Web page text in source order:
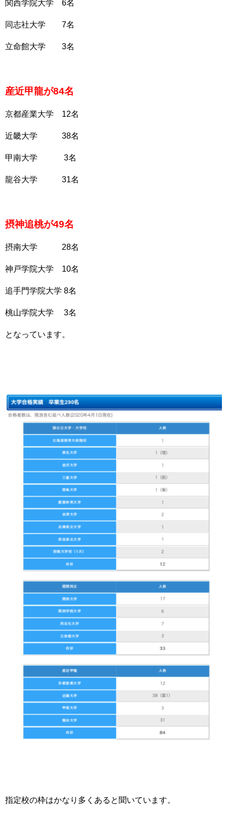
関西学院大学 6名
同志社大学 7名
立命館大学 3名
産近甲龍が84名
京都産業大学 12名
近畿大学 38名
甲南大学 3名
龍谷大学 31名
摂神追桃が49名
摂南大学 28名
神戸学院大学 10名
追手門学院大学 8名
桃山学院大学 3名
となっています。
指定校の枠はかなり多くあると聞いています。